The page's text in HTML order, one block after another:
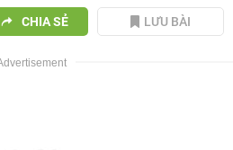
CHIA SẺ LƯU BÀI